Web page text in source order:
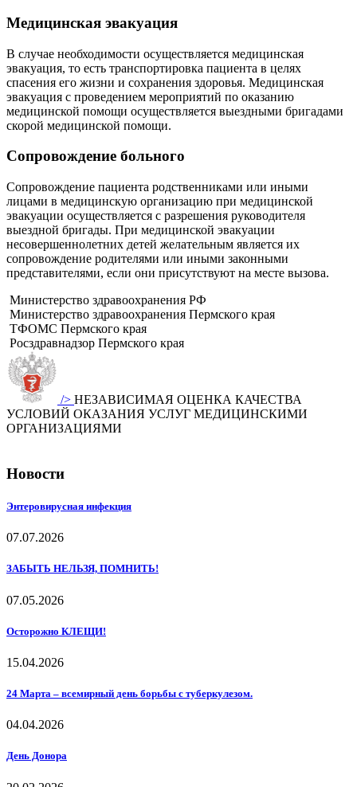
Медицинская эвакуация
В случае необходимости осуществляется медицинская
эвакуация, то есть транспортировка пациента в целях
спасения его жизни и сохранения здоровья. Медицинская
эвакуация с проведением мероприятий по оказанию
медицинской помощи осуществляется выездными бригадами
скорой медицинской помощи.
Сопровождение больного
Сопровождение пациента родственниками или иными
лицами в медицинскую организацию при медицинской
эвакуации осуществляется с разрешения руководителя
выездной бригады. При медицинской эвакуации
несовершеннолетних детей желательным является их
сопровождение родителями или иными законными
представителями, если они присутствуют на месте вызова.
Министерство здравоохранения РФ
Министерство здравоохранения Пермского края
ТФОМС Пермского края
Росздравнадзор Пермского края
/> НЕЗАВИСИМАЯ ОЦЕНКА КАЧЕСТВА
УСЛОВИЙ ОКАЗАНИЯ УСЛУГ МЕДИЦИНСКИМИ
ОРГАНИЗАЦИЯМИ
Новости
Энтеровирусная инфекция
07.07.2026
ЗАБЫТЬ НЕЛЬЗЯ, ПОМНИТЬ!
07.05.2026
Осторожно КЛЕЩИ!
15.04.2026
24 Марта – всемирный день борьбы с туберкулезом.
04.04.2026
День Донора